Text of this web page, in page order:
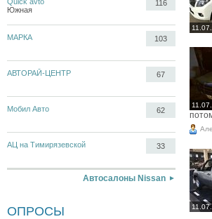
Южная
116
МАРКА 103
АВТОРАЙ-ЦЕНТР 67
Мобил Авто 62
АЦ на Тимирязевской 33
Автосалоны Nissan
ОПРОСЫ